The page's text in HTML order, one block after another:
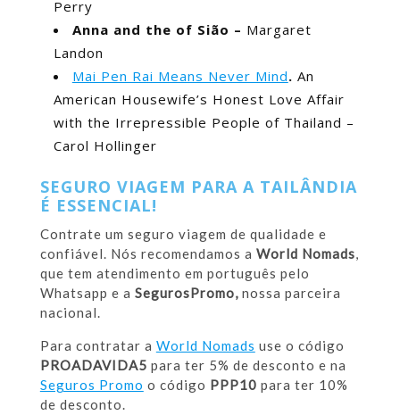
Perry
Anna and the of Sião – Margaret
Landon
Mai Pen Rai Means Never Mind. An
American Housewife’s Honest Love Affair
with the Irrepressible People of Thailand –
Carol Hollinger
SEGURO VIAGEM PARA A TAILÂNDIA
É ESSENCIAL!
Contrate um seguro viagem de qualidade e
confiável. Nós recomendamos a World Nomads,
que tem atendimento em português pelo
Whatsapp e a SegurosPromo, nossa parceira
nacional.
Para contratar a World Nomads use o código
PROADAVIDA5 para ter 5% de desconto e na
Seguros Promo o código PPP10 para ter 10%
de desconto.